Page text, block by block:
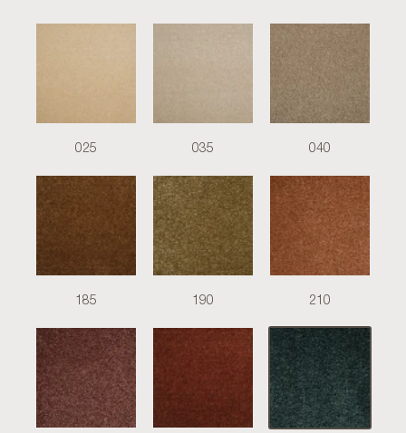
025 035 040
185 190 210